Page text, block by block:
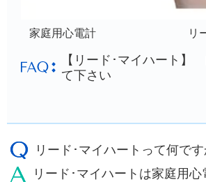
家庭用心電計 リード･
【リード･マイハート】
て下さい
リード･マイハートって何です
リード･マイハートは家庭用心